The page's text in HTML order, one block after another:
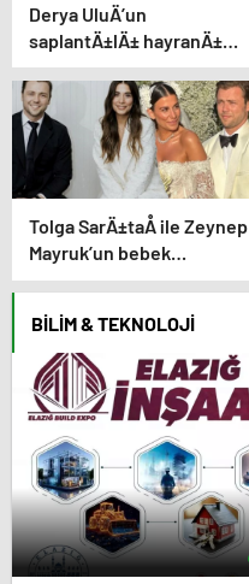
Derya UluÄ’un
saplantÄ±lÄ± hayranÄ±
uzaklaÅtÄ±rma
kararÄ±nÄ± hiÃ§e saydÄ±,
Ã¶n sÄ±radan konseri
izledi
Tolga SarÄ±taÅ ile Zeynep
Mayruk’un bebek
heyecanÄ±: Cinsiyetini
BILIM & TEKNOLOJI